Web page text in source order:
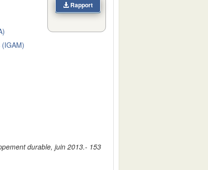
(IGAM)
Rapport
durable, juin 2013.- 153